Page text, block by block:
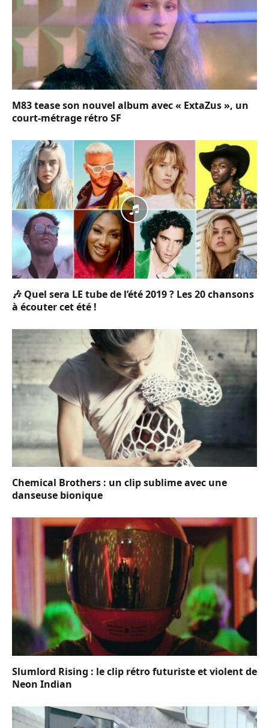
M83 tease son nouvel album avec « ExtaZus », un
court-métrage rétro SF
🎶 Quel sera LE tube de l’été 2019 ? Les 20 chansons
à écouter cet été !
Chemical Brothers : un clip sublime avec une
danseuse bionique
Slumlord Rising : le clip rétro futuriste et violent de
Neon Indian